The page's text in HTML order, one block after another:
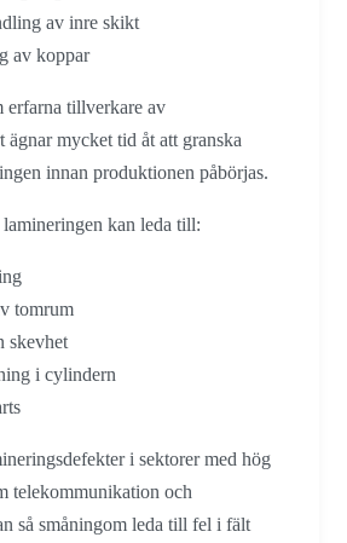
av inre skikt
av koppar
erfarna tillverkare av
ägnar mycket tid åt att granska
innan produktionen påbörjas.
kan leda till:
tomrum
skevhet
i cylindern
i sektorer med hög
telekommunikation och
så småningom leda till fel i fält